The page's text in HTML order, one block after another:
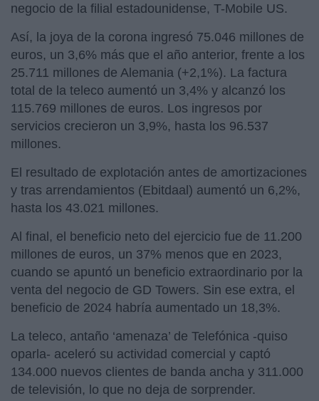
negocio de la filial estadounidense, T-Mobile US.
Así, la joya de la corona ingresó 75.046 millones de
euros, un 3,6% más que el año anterior, frente a los
25.711 millones de Alemania (+2,1%). La factura
total de la teleco aumentó un 3,4% y alcanzó los
115.769 millones de euros. Los ingresos por
servicios crecieron un 3,9%, hasta los 96.537
millones.
El resultado de explotación antes de amortizaciones
y tras arrendamientos (Ebitdaal) aumentó un 6,2%,
hasta los 43.021 millones.
Al final, el beneficio neto del ejercicio fue de 11.200
millones de euros, un 37% menos que en 2023,
cuando se apuntó un beneficio extraordinario por la
venta del negocio de GD Towers. Sin ese extra, el
beneficio de 2024 habría aumentado un 18,3%.
La teleco, antaño ‘amenaza’ de Telefónica -quiso
oparla- aceleró su actividad comercial y captó
134.000 nuevos clientes de banda ancha y 311.000
de televisión, lo que no deja de sorprender.